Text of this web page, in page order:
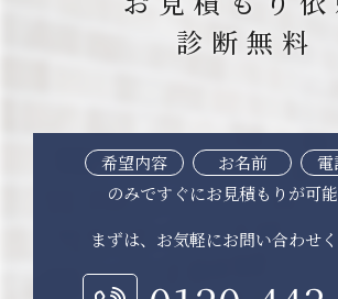
診断無料
希望内容 お名前
電
のみですぐにお見積もりが可能
まずは、お気軽にお問い合わせく